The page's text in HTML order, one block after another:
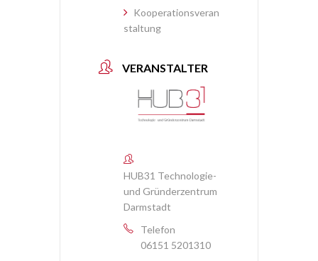
Kooperationsveran
staltung
VERANSTALTER
HUB31 Technologie-
und Gründerzentrum
Darmstadt
Telefon
06151 5201310